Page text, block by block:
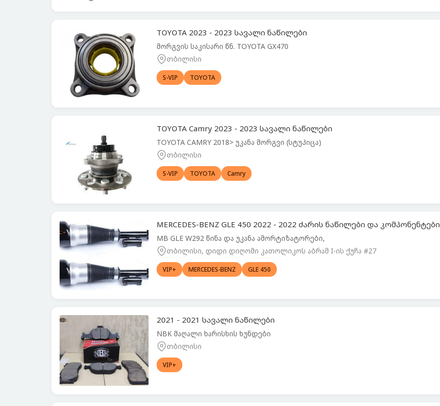
TOYOTA 2023 - 2023 სავალი ნაწილები
მორგვის საკისარი წნ. TOYOTA GX470
თბილისი
S-VIP TOYOTA
TOYOTA Camry 2023 - 2023 სავალი ნაწილები
TOYOTA CAMRY 2018> უკანა მორგვი (სტუპიცა)
თბილისი
S-VIP TOYOTA Camry
MERCEDES-BENZ GLE 450 2022 - 2022 ძარის ნაწილები და კომპონენტები
MB GLE W292 წინა და უკანა ამორტიზატორები,
თბილისი, დიდი დიღომი კათოლიკოს აბრამ I-ის ქუჩა #27
VIP+ MERCEDES-BENZ GLE 450
2021 - 2021 სავალი ნაწილები
NBK მაღალი ხარისხის ხუნდები
თბილისი
VIP+